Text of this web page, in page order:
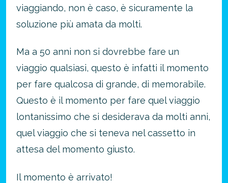
viaggiando, non è caso, è sicuramente la
soluzione più amata da molti.
Ma a 50 anni non si dovrebbe fare un
viaggio qualsiasi, questo è infatti il momento
per fare qualcosa di grande, di memorabile.
Questo è il momento per fare quel viaggio
lontanissimo che si desiderava da molti anni,
quel viaggio che si teneva nel cassetto in
attesa del momento giusto.
Il momento è arrivato!